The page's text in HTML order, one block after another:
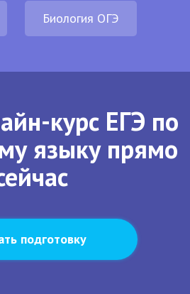
Биология ОГЭ
курс ЕГЭ по
языку прямо
подготовку